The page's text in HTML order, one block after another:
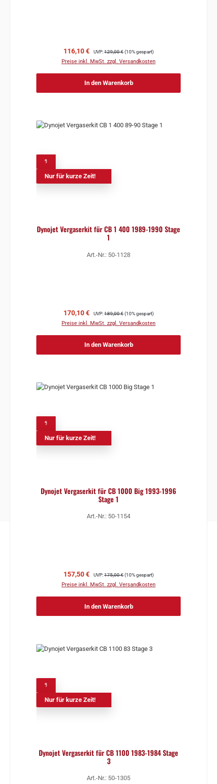
Verkaufspreis:
116,10 € Regulärer Preis:
UVP:129,00 €(10% gespart)
Preise inkl. MwSt. zzgl. Versandkosten
In den Warenkorb
Nur für kurze Zeit!
Dynojet Vergaserkit für CB 1 400 1989-1990 Stage
1
Art.-Nr.: 50-1128
Verkaufspreis:
170,10 € Regulärer Preis:
UVP:189,00 €(10% gespart)
Preise inkl. MwSt. zzgl. Versandkosten
In den Warenkorb
Nur für kurze Zeit!
Dynojet Vergaserkit für CB 1000 Big 1993-1996
Stage 1
Art.-Nr.: 50-1154
Verkaufspreis:
157,50 € Regulärer Preis:
UVP:175,00 €(10% gespart)
Preise inkl. MwSt. zzgl. Versandkosten
In den Warenkorb
Nur für kurze Zeit!
Dynojet Vergaserkit für CB 1100 1983-1984 Stage
3
Art.-Nr.: 50-1305